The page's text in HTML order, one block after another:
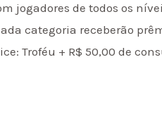
jogadores de todos os
categoria receberão
Troféu + R$ 50,00 de